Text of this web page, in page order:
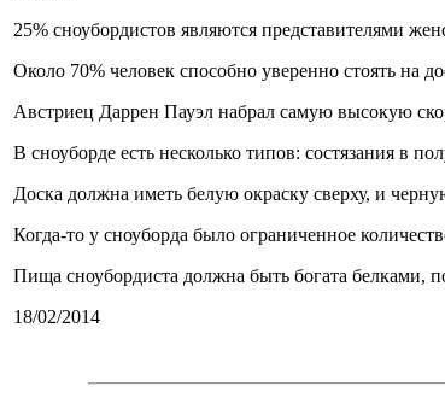
25% сноубордистов являются представителями
Около 70% человек способно уверенно стоять на
Австриец Даррен Пауэл набрал самую высокую
В сноуборде есть несколько типов: состязания в
Доска должна иметь белую окраску сверху, и
Когда-то у сноуборда было ограниченное
Пища сноубордиста должна быть богата белками,
18/02/2014